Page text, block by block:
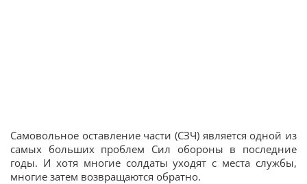
Самовольное оставление части (СЗЧ) является одной из
самых больших проблем Сил обороны в последние
годы. И хотя многие солдаты уходят с места службы,
многие затем возвращаются обратно.